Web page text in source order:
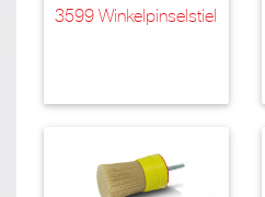
3599 Winkelpinselstiel